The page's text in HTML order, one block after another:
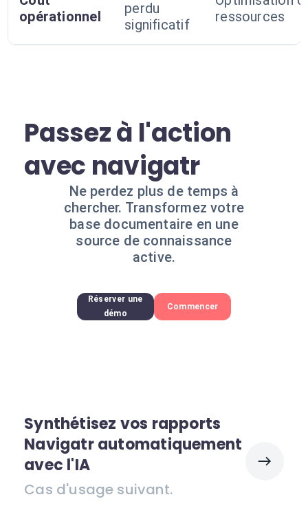
opérationnel
perdu
significatif
ressources
Passez à l'action
avec navigatr
Ne perdez plus de temps à
chercher. Transformez votre
base documentaire en une
source de connaissance
active.
Réserver une
démo
Commencer
Synthétisez vos rapports
Navigatr automatiquement
avec l'IA
Cas d'usage suivant.